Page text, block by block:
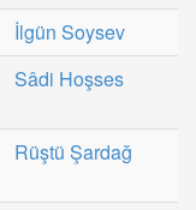
İlgün Soysev
Sâdi Hoşses
Rüştü Şardağ